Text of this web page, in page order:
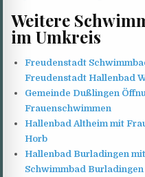
Weitere
im Umkreis
Freudenstadt
Freudenstadt Hallenbad
Gemeinde Dußlingen
Frauenschwimmen
Hallenbad Altheim mit
Horb
Hallenbad Burladingen
Schwimmbad Burladingen